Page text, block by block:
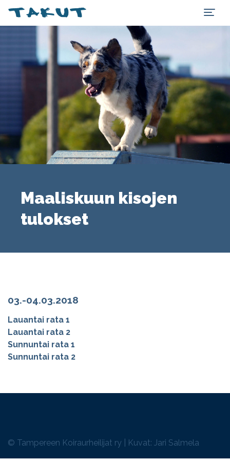
Maaliskuun kisojen
tulokset
03.-04.03.2018
Lauantai rata 1
Lauantai rata 2
Sunnuntai rata 1
Sunnuntai rata 2
© Tampereen Koiraurheilijat ry | Kuvat: Jari Salmela